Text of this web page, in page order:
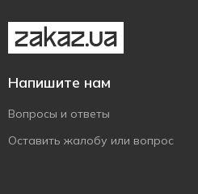
Напишите нам
Вопросы и ответы
Оставить жалобу или вопрос